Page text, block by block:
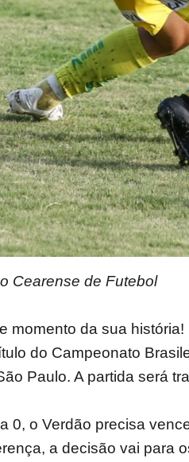
Cearense de Futebol
momento da sua
do Campeonato
Paulo. A partida será
0, o Verdão precisa
a decisão vai para